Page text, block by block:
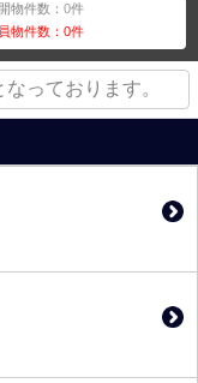
物件数：0件
物件数：0件
っております。